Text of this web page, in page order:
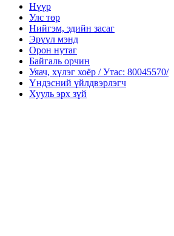
Нүүр
Улс төр
Нийгэм, эдийн засаг
Эрүүл мэнд
Орон нутаг
Байгаль орчин
Уяач, хүлэг хоёр / Утас: 80045570/
Үндэсний үйлдвэрлэгч
Хууль эрх зүй